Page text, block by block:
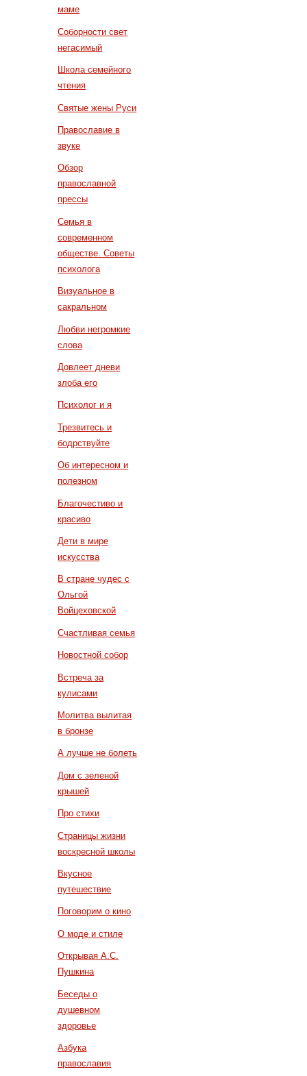
маме
Соборности свет
негасимый
Школа семейного
чтения
Святые жены Руси
Православие в
звуке
Обзор
православной
прессы
Семья в
современном
обществе. Советы
психолога
Визуальное в
сакральном
Любви негромкие
слова
Довлеет дневи
злоба его
Психолог и я
Трезвитесь и
бодрствуйте
Об интересном и
полезном
Благочестиво и
красиво
Дети в мире
искусства
В стране чудес с
Ольгой
Войцеховской
Счастливая семья
Новостной собор
Встреча за
кулисами
Молитва вылитая
в бронзе
А лучше не болеть
Дом с зеленой
крышей
Про стихи
Страницы жизни
воскресной школы
Вкусное
путешествие
Поговорим о кино
О моде и стиле
Открывая А.С.
Пушкина
Беседы о
душевном
здоровье
Азбука
православия